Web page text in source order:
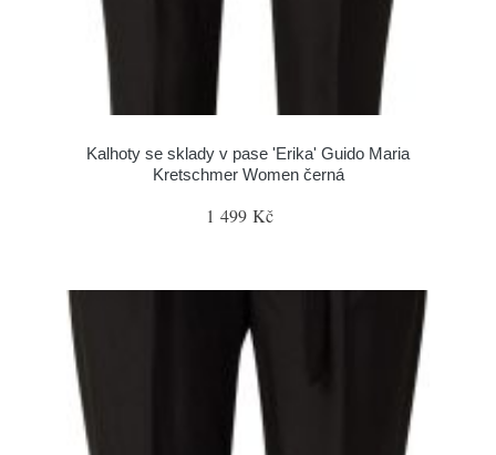
Kalhoty se sklady v pase 'Erika' Guido Maria
Kretschmer Women černá
1 499 Kč